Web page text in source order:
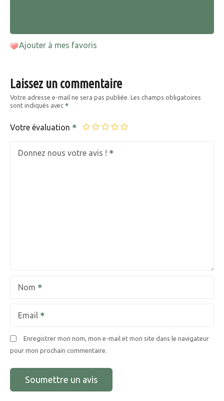
Ajouter à mes favoris
Laissez un commentaire
Votre adresse e-mail ne sera pas publiée. Les champs obligatoires
sont indiqués avec
Votre évaluation
Donnez nous votre avis !
Nom
Email
Enregistrer mon nom, mon e-mail et mon site dans le navigateur
pour mon prochain commentaire.